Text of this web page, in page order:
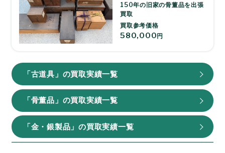
150年の旧家の骨董品を出張
買取
買取参考価格
580,000円
「古道具」の買取実績一覧
「骨董品」の買取実績一覧
「金・銀製品」の買取実績一覧